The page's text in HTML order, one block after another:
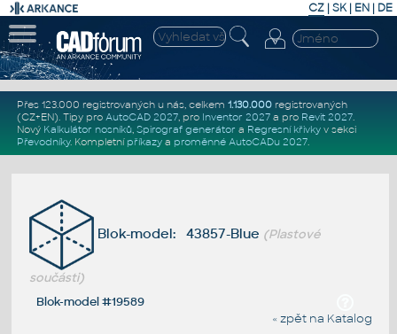
CZ | SK| EN | DE
Přes 123.000 registrovaných u nás, celkem 1.130.000registrovaných
(CZ+EN). Tipy pro AutoCAD 2027, pro Inventor 2027a pro Revit 2027.
Nový Kalkulátor nosníků, Spirograf generátor a Regresní křivkyv sekci
Převodníky. Kompletní příkazya proměnné AutoCADu 2027.
Blok-model: 43857-Blue (Plastové
součásti)
Blok-model #19589
« zpět na Katalog